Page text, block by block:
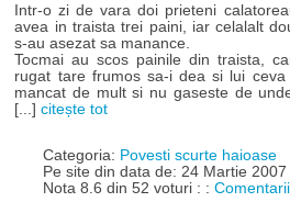
Intr-o zi de vara doi prieteni
avea in traista trei paini, iar celalalt
s-au asezat sa manance.
Tocmai au scos painile din traista,
rugat tare frumos sa-i dea si lui
mancat de mult si nu gaseste de
[...]citește tot
Categoria: Povesti scurte haioase
Pe site din data de: 24 Martie 2007
Nota 8.6 din 52 voturi : :